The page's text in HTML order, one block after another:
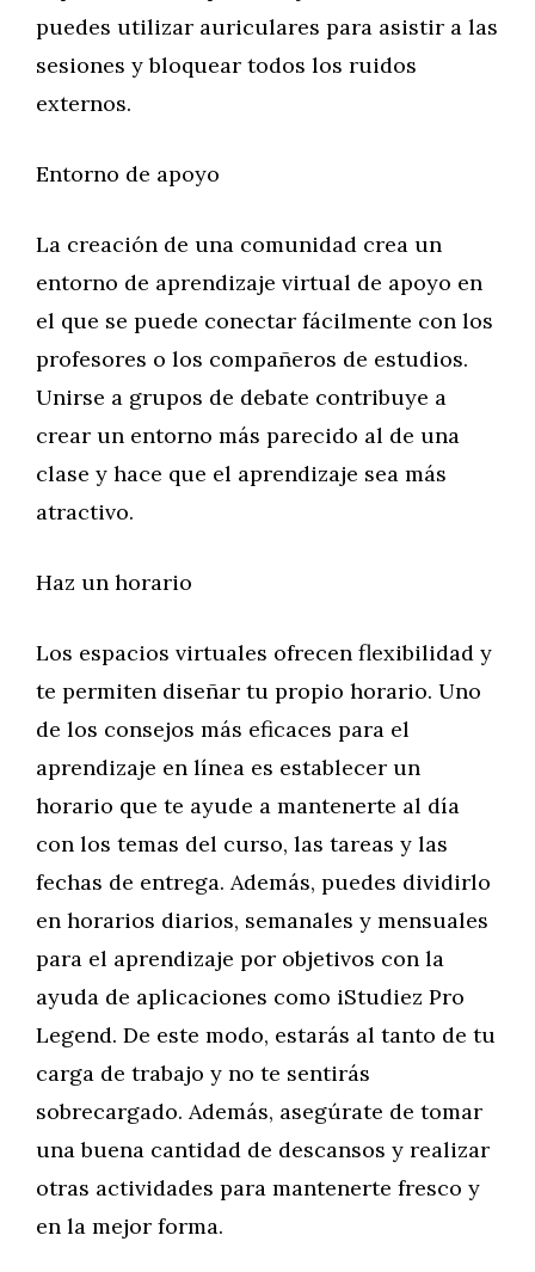
puedes utilizar auriculares para asistir a las
sesiones y bloquear todos los ruidos
externos.
Entorno de apoyo
La creación de una comunidad crea un
entorno de aprendizaje virtual de apoyo en
el que se puede conectar fácilmente con los
profesores o los compañeros de estudios.
Unirse a grupos de debate contribuye a
crear un entorno más parecido al de una
clase y hace que el aprendizaje sea más
atractivo.
Haz un horario
Los espacios virtuales ofrecen flexibilidad y
te permiten diseñar tu propio horario. Uno
de los consejos más eficaces para el
aprendizaje en línea es establecer un
horario que te ayude a mantenerte al día
con los temas del curso, las tareas y las
fechas de entrega. Además, puedes dividirlo
en horarios diarios, semanales y mensuales
para el aprendizaje por objetivos con la
ayuda de aplicaciones como iStudiez Pro
Legend. De este modo, estarás al tanto de tu
carga de trabajo y no te sentirás
sobrecargado. Además, asegúrate de tomar
una buena cantidad de descansos y realizar
otras actividades para mantenerte fresco y
en la mejor forma.